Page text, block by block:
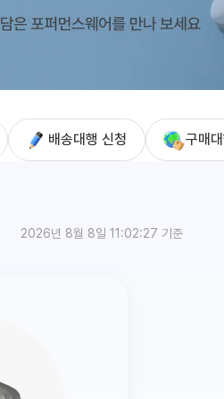
배송대행 신청 구매
2026년 8월 8일 11:02:27 기준